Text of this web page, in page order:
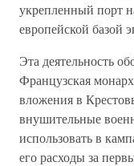
укрепленный порт
европейской базой
Эта деятельность
Французская
вложения в
внушительные
использовать в
его расходы за